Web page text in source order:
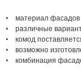
материал
различные
комод
возможно
комбинация